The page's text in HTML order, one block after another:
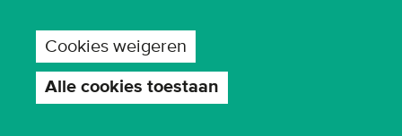
Cookies weigeren
Alle cookies toestaan
© 2026 - Karel de Grote Hogeschool
Privacy-instellingen